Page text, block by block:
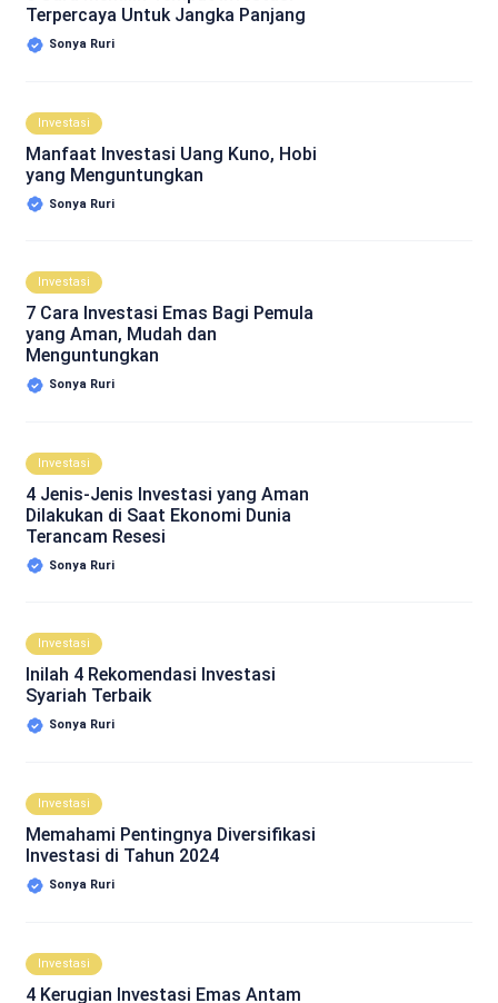
Terpercaya Untuk Jangka Panjang
Sonya Ruri
Investasi
Manfaat Investasi Uang Kuno, Hobi
yang Menguntungkan
Sonya Ruri
Investasi
7 Cara Investasi Emas Bagi Pemula
yang Aman, Mudah dan
Menguntungkan
Sonya Ruri
Investasi
4 Jenis-Jenis Investasi yang Aman
Dilakukan di Saat Ekonomi Dunia
Terancam Resesi
Sonya Ruri
Investasi
Inilah 4 Rekomendasi Investasi
Syariah Terbaik
Sonya Ruri
Investasi
Memahami Pentingnya Diversifikasi
Investasi di Tahun 2024
Sonya Ruri
Investasi
4 Kerugian Investasi Emas Antam